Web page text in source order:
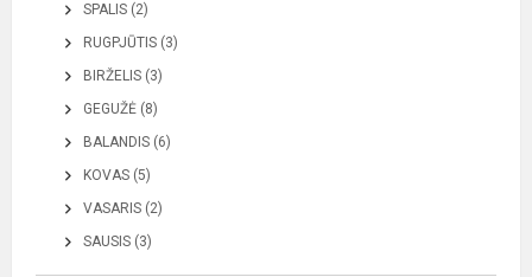
SPALIS (2)
RUGPJŪTIS (3)
BIRŽELIS (3)
GEGUŽĖ (8)
BALANDIS (6)
KOVAS (5)
VASARIS (2)
SAUSIS (3)